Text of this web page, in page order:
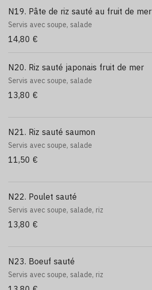
N19. Pâte de riz sauté au fruit de mer
Servis avec soupe, salade
14,80 €
N20. Riz sauté japonais fruit de mer
Servis avec soupe, salade
13,80 €
N21. Riz sauté saumon
Servis avec soupe, salade
11,50 €
N22. Poulet sauté
Servis avec soupe, salade, riz
13,80 €
N23. Boeuf sauté
Servis avec soupe, salade, riz